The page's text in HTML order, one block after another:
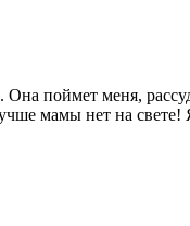
поймет меня,
мамы нет на